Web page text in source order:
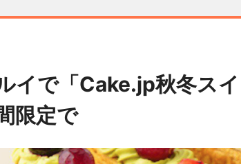
イで「Cake.jp秋冬ス
限定で